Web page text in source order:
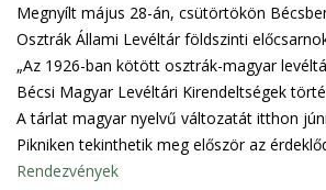
Megnyílt május 28-án, csütörtökön
Osztrák Állami Levéltár földszinti
„Az 1926-ban kötött osztrák-magyar
Bécsi Magyar Levéltári Kirendeltségek
A tárlat magyar nyelvű változatát itthon
Pikniken tekinthetik meg először az
Rendezvények